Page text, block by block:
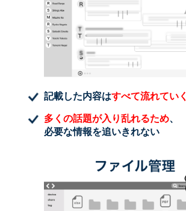
記載した内容はすべて流れていく
多くの話題が入り乱れるため、
必要な情報を追いきれない